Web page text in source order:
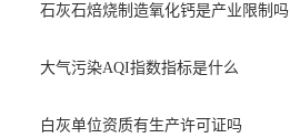
石灰石焙烧制造氧化钙是产业限制吗
大气污染AQI指数指标是什么
白灰单位资质有生产许可证吗